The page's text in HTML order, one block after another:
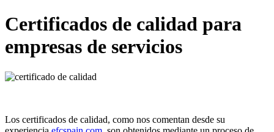
Certificados de calidad para
empresas de servicios
Los certificados de calidad, como nos comentan desde su